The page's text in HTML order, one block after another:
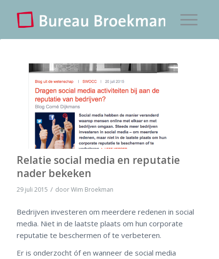
Relatie social media en reputatie
nader bekeken
29 juli 2015 / doorWim Broekman
Bedrijven investeren om meerdere redenen in social
media. Niet in de laatste plaats om hun corporate
reputatie te beschermen of te verbeteren.
Er is onderzocht óf en wanneer de social media